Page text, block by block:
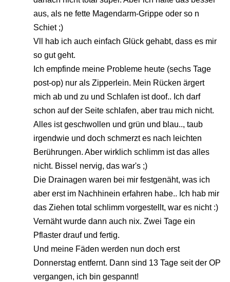
aus, als ne fette Magendarm-Grippe oder so n
Schiet ;)
Vll hab ich auch einfach Glück gehabt, dass es mir
so gut geht.
Ich empfinde meine Probleme heute (sechs Tage
post-op) nur als Zipperlein. Mein Rücken ärgert
mich ab und zu und Schlafen ist doof.. Ich darf
schon auf der Seite schlafen, aber trau mich nicht.
Alles ist geschwollen und grün und blau.., taub
irgendwie und doch schmerzt es nach leichten
Berührungen. Aber wirklich schlimm ist das alles
nicht. Bissel nervig, das war's ;)
Die Drainagen waren bei mir festgenäht, was ich
aber erst im Nachhinein erfahren habe.. Ich hab mir
das Ziehen total schlimm vorgestellt, war es nicht :)
Vernäht wurde dann auch nix. Zwei Tage ein
Pflaster drauf und fertig.
Und meine Fäden werden nun doch erst
Donnerstag entfernt. Dann sind 13 Tage seit der OP
vergangen, ich bin gespannt!